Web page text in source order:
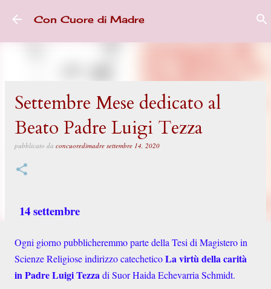
Passa ai contenuti principali
Con Cuore di Madre
Settembre Mese dedicato al
Beato Padre Luigi Tezza
pubblicato da concuoredimadre settembre 14, 2020
14 settembre
Ogni giorno pubblicheremmo parte della Tesi di Magistero in
Scienze Religiose indirizzo catecheticoLa virtù della carità
in Padre Luigi Tezzadi Suor Haida Echevarria Schmidt.